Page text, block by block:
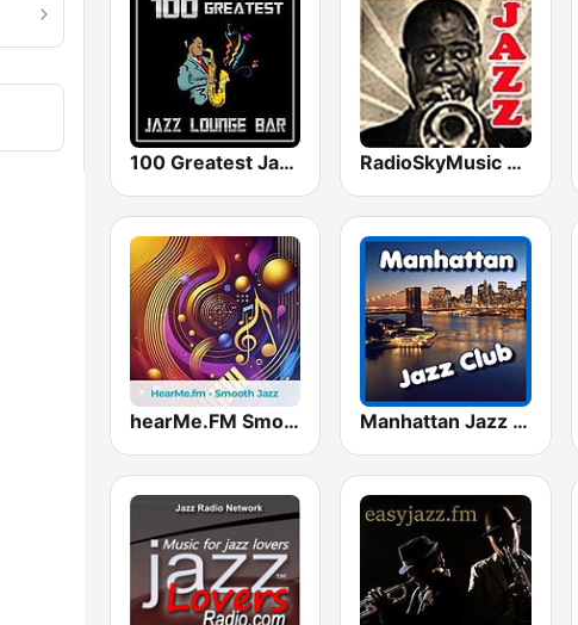
100 Greatest Jazz Lounge Bar RadioSkyMusic Jazz
hearMe.FM Smooth Jazz Manhattan Jazz Club